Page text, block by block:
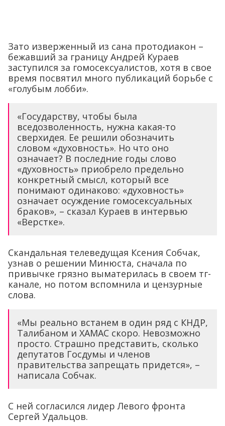
Зато изверженный из сана протодиакон –
бежавший за границу Андрей Кураев
заступился за гомосексуалистов, хотя в свое
время посвятил много публикаций борьбе с
«голубым лобби».
«Государству, чтобы была
вседозволенность, нужна какая-то
сверхидея. Ее решили обозначить
словом «духовность». Но что оно
означает? В последние годы слово
«духовность» приобрело предельно
конкретный смысл, который все
понимают одинаково: «духовность»
означает осуждение гомосексуальных
браков», – сказал Кураев в интервью
«Верстке».
Скандальная телеведущая Ксения Собчак,
узнав о решении Минюста, сначала по
привычке грязно выматерилась в своем тг-
канале, но потом вспомнила и цензурные
слова.
«Мы реально встанем в один ряд с КНДР,
Талибаном и ХАМАС скоро. Невозможно
просто. Страшно представить, сколько
депутатов Госдумы и членов
правительства запрещать придется», –
написала Собчак.
С ней согласился лидер Левого фронта
Сергей Удальцов.